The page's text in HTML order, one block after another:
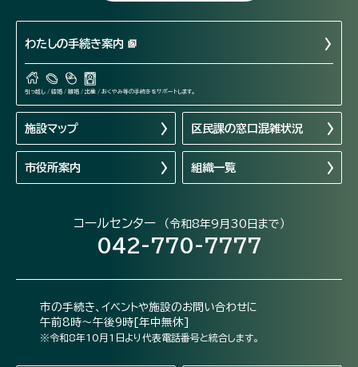
わたしの手続き案内
引っ越し / 結婚 / 離婚 / 出産 / おくやみ等の手続きをサポートします。
施設マップ 区民課の窓口混雑状況
市役所案内 組織一覧
コールセンター （令和8年9月30日まで）
042-770-7777
市の手続き、イベントや施設のお問い合わせに
午前8時～午後9時[年中無休]
※令和8年10月1日より代表電話番号と統合します。